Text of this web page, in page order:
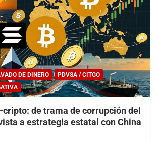
DE DINERO
PDVSA / CITGO
cripto: de trama de corrupción del
a estrategia estatal con China